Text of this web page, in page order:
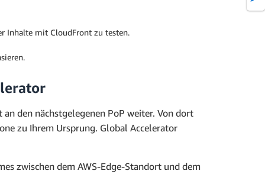
Inhalte mit CloudFront zu testen.
den nächstgelegenen PoP weiter. Von dort
zu Ihrem Ursprung. Global Accelerator
zwischen dem AWS-Edge-Standort und dem